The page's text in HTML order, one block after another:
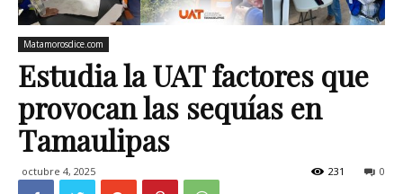
Matamorosdice.com
Estudia la UAT factores que
provocan las sequías en
Tamaulipas
octubre 4, 2025 0
231